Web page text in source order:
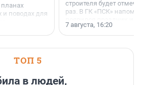
планах
поводах для
строителя будет
раз. В ГК «ПСК»
поменялась роль
7 августа, 16:20
ТОП 5
в людей,